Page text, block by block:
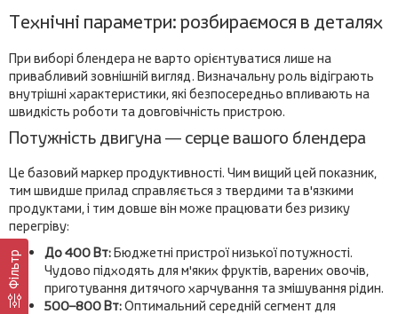
Фільтр
Технічні параметри: розбираємося в деталях
При виборі блендера не варто орієнтуватися лише на
привабливий зовнішній вигляд. Визначальну роль відіграють
внутрішні характеристики, які безпосередньо впливають на
швидкість роботи та довговічність пристрою.
Потужність двигуна — серце вашого блендера
Це базовий маркер продуктивності. Чим вищий цей показник,
тим швидше прилад справляється з твердими та в'язкими
продуктами, і тим довше він може працювати без ризику
перегріву:
До 400 Вт:Бюджетні пристрої низької потужності.
Чудово підходять для м'яких фруктів, варених овочів,
приготування дитячого харчування та змішування рідин.
500–800 Вт:Оптимальний середній сегмент для